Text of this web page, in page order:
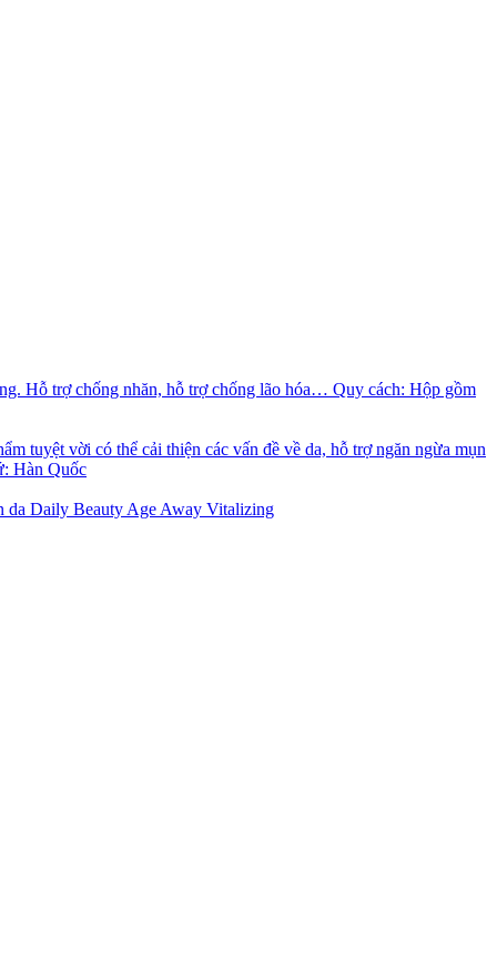
da Daily Beauty Age Away Vitalizing